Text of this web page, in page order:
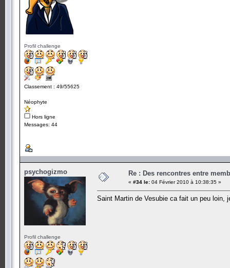
Profil challenge
Classement : 49/55625
Néophyte
Hors ligne
Messages: 44
psychogizmo
Profil challenge
Re : Des rencontres entre
« #34 le: 04 Février 2010 à 10:38:35 »
Saint Martin de Vesubie ca fait un peu loin,